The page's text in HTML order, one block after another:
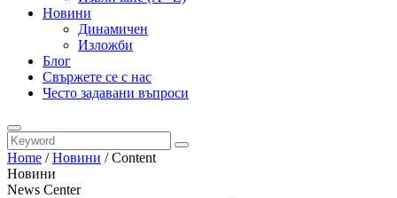
Новини
Динамичен
Изложби
Блог
Свържете се с нас
Често задавани въпроси
Home /Новини /Content
Новини
News Center